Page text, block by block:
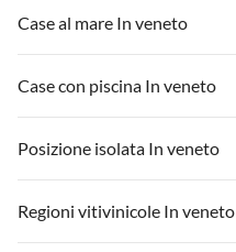
Case al mare In veneto
Case con piscina In veneto
Posizione isolata In veneto
Regioni vitivinicole In veneto